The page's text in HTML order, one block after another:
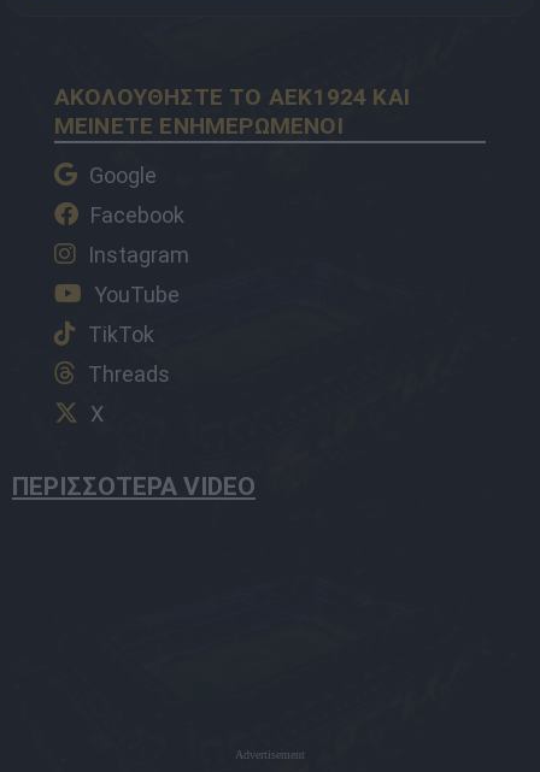
ΑΚΟΛΟΥΘΗΣΤΕ ΤΟ AEK1924 ΚΑΙ
ΜΕΙΝΕΤΕ ΕΝΗΜΕΡΩΜΕΝΟΙ
Google
Facebook
Instagram
YouTube
TikTok
Threads
X
ΠΕΡΙΣΣΟΤΕΡΑ VIDEO
Advertisement